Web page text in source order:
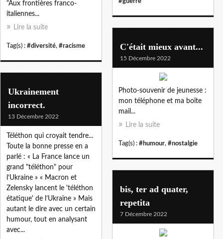
"Aux frontières franco-
italiennes...
Lire la suite
Tag(s) : #diversité, #racisme C'était mieux avant...
15 Décembre 2022
Photo-souvenir de jeunesse :
mon téléphone et ma boîte
mail...
Lire la suite
Tag(s) : #humour, #nostalgie
Ukrainement
incorrect.
13 Décembre 2022
Téléthon qui croyait tendre...
Toute la bonne presse en a
parlé : « La France lance un
grand "téléthon" pour
l’Ukraine » « Macron et
Zelensky lancent le 'téléthon
étatique' de l’Ukraine » Mais
autant le dire avec un certain
humour, tout en analysant
avec...
bis, ter ad quater,
repetita
7 Décembre 2022